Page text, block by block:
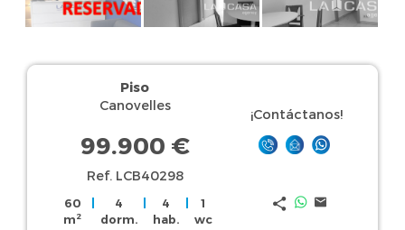
Piso
Canovelles
99.900 €
Ref. LCB40298
60
m2
4
dorm.
4
hab.
1
wc
¡Contáctanos!